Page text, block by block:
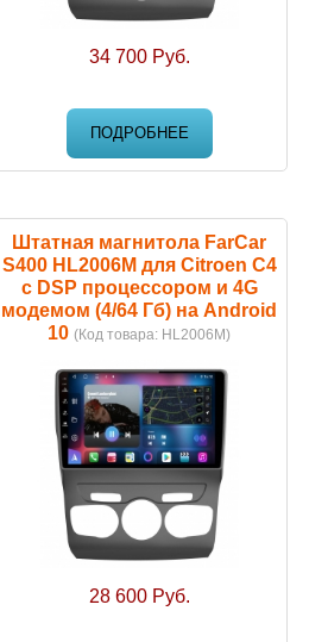
34 700 Руб.
ПОДРОБНЕЕ
Штатная магнитола FarCar
S400 HL2006M для Citroen C4
с DSP процессором и 4G
модемом (4/64 Гб) на Android
10 (Код товара: HL2006M)
28 600 Руб.